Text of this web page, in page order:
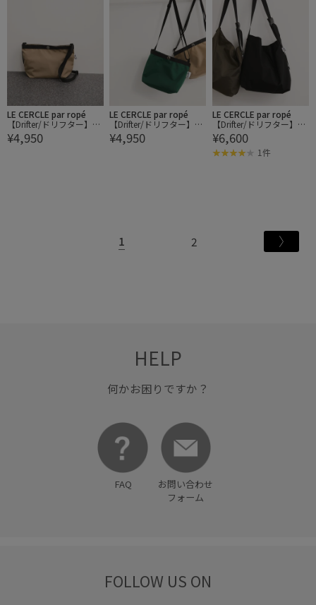
LE CERCLE par ropé
【Drifter/ドリフター】LE
NNY
¥4,950
LE CERCLE par ropé
【Drifter/ドリフター】LE
NNY
¥4,950
LE CERCLE par ropé
【Drifter/ドリフター】PL
AIN SHOULDER BAG
¥6,600
1件
1 2
HELP
何かお困りですか？
FAQ
お問い合わせ
フォーム
FOLLOW US ON